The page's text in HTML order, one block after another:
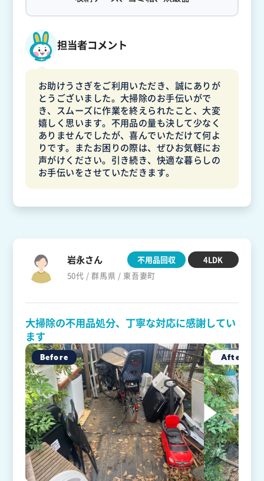
担当者コメント
お助けうさぎをご利用いただき、誠にありが
とうございました。大掃除のお手伝いがで
き、スムーズに作業を終えられたこと、大変
嬉しく思います。不用品の量も決して少なく
ありませんでしたが、喜んでいただけて何よ
りです。またお困りの際は、ぜひお気軽にお
声がけください。引き続き、快適な暮らしの
お手伝いをさせていただきます。
岩永さん
50代 / 群馬県 / 東吾妻町
不用品回収 4LDK
大掃除の不用品処分、丁寧な対応に感謝してい
ます